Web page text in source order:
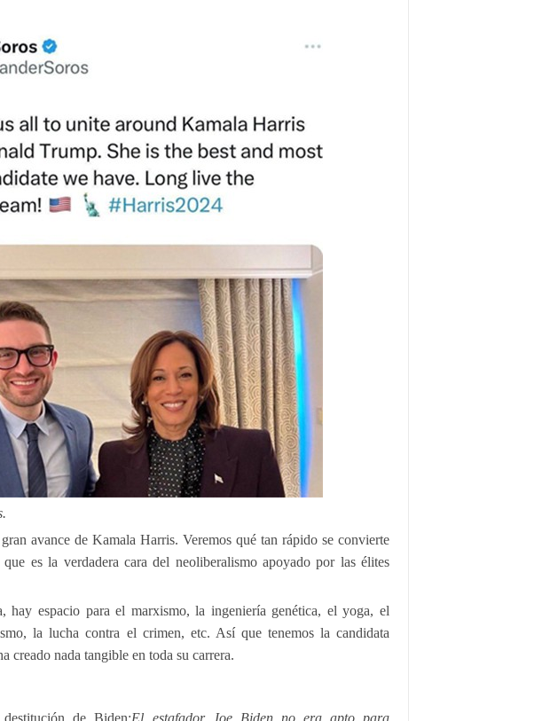
avance de Kamala Harris. Veremos qué tan rápido se convierte
es la verdadera cara del neoliberalismo apoyado por las élites
hay espacio para el marxismo, la ingeniería genética, el yoga, el
la lucha contra el crimen, etc. Así que tenemos la candidata
creado nada tangible en toda su carrera.
de Biden:El estafador Joe Biden no era apto para